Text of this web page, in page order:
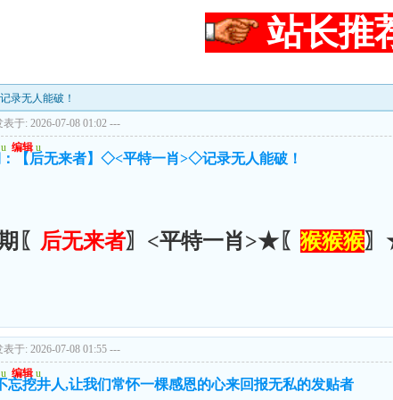
站长推
录无人能破！
表于: 2026-07-08 01:02 ---
u 编辑 u
：【后无来者】◇<平特一肖>◇记录无人能破！
〖 后无来者〗<平特一肖>★〖猴猴猴
表于: 2026-07-08 01:55 ---
u 编辑 u
忘挖井人,让我们常怀一棵感恩的心来回报无私的发贴者